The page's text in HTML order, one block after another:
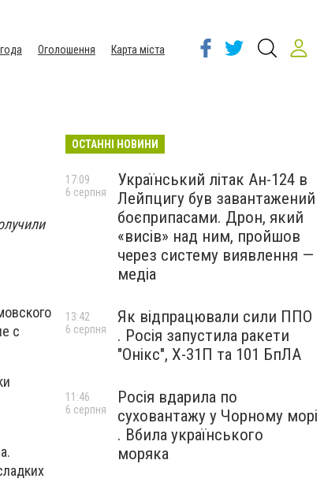
Оголошення
Карта міста
с
ОСТАННІ НОВИНИ
Український літак Ан-124 в
Лейпцигу був завантажений
боєприпасами. Дрон, який
«висів» над ним, пройшов
через систему виявлення —
медіа
17:09
6 серпня
Як відпрацювали сили ППО
. Росія запустила ракети
"Онікс", Х-31П та 101 БпЛА
13:42
6 серпня
Росія вдарила по
суховантажу у Чорному морі
. Вбила українського
моряка
11:46
6 серпня